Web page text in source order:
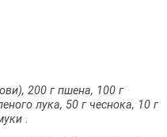
200 г пшена, 100 г
лука, 50 г чеснока, 10 г
.